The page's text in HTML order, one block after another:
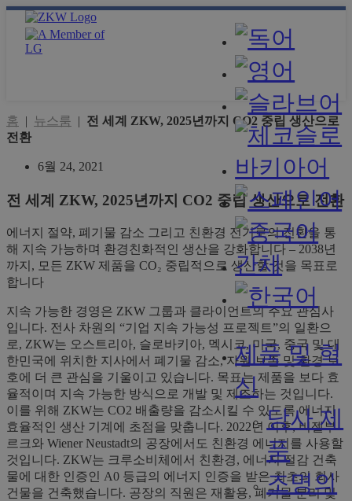
제품 및 혁
신
당사 제
품
조명의
홈 | 뉴스룸 | 전 세계 ZKW, 2025년까지 CO2 중립 생산으로
전환
6월 24, 2021
전 세계 ZKW, 2025년까지 CO2 중립 생산으로 전환
에너지 절약, 폐기물 감소 그리고 친환경 전기로의 전환을 통
해 지속 가능하며 환경친화적인 생산을 강화합니다 – 2038년
까지, 모든 ZKW 제품을 CO₂ 중립적으로 생산할 것을 목표로
합니다
지속 가능한 경영은 ZKW 그룹과 클라이언트의 주요 관심사
입니다. 전사 차원의 “기업 지속 가능성 프로젝트”의 일환으
로, ZKW는 오스트리아, 슬로바키아, 멕시코, 미국, 중국 및 대
한민국에 위치한 지사에서 폐기물 감소, 자원 보존 및 환경 보
호에 더 큰 관심을 기울이고 있습니다. 목표는 제품을 보다 효
율적이며 지속 가능한 방식으로 개발 및 제조하는 것입니다.
이를 위해 ZKW는 CO2 배출량을 감소시킬 수 있도록 에너지
효율적인 생산 기계에 초점을 맞춥니다. 2022년 이후, 비젤부
르크와 Wiener Neustadt의 공장에서도 친환경 에너지를 사용할
것입니다. ZKW는 크루소비체에서 친환경, 에너지 절감 건축
물에 대한 인증인 A0 등급의 에너지 인증을 받은 최초의 회사
건물을 건축했습니다. 공장의 직원은 재활용, 폐기물 분리 및